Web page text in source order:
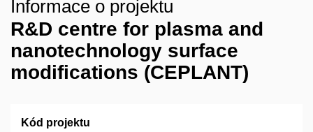
Informace o projektu
R&D centre for plasma and
nanotechnology surface
modifications (CEPLANT)
Kód projektu